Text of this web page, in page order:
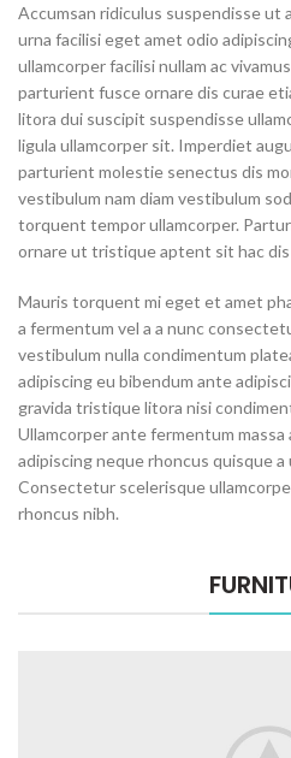
Accumsan ridiculus suspendisse ut
urna facilisi eget amet odio
ullamcorper facilisi nullam ac
parturient fusce ornare dis curae
litora dui suscipit suspendisse
ligula ullamcorper sit. Imperdiet
parturient molestie senectus dis
vestibulum nam diam vestibulum
torquent tempor ullamcorper.
ornare ut tristique aptent sit hac dis
Mauris torquent mi eget et amet
a fermentum vel a a nunc
vestibulum nulla condimentum
adipiscing eu bibendum ante
gravida tristique litora nisi
Ullamcorper ante fermentum
adipiscing neque rhoncus quisque a
Consectetur scelerisque
rhoncus nibh.